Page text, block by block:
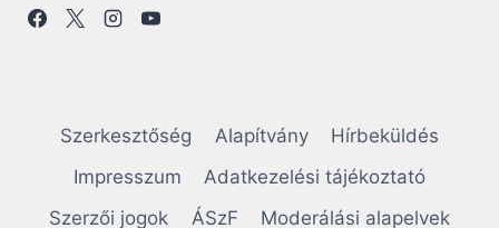
Szerkesztőség Alapítvány
Hírbeküldés
Impresszum
Adatkezelési tájékoztató
Szerzői jogok
ÁSzF Moderálási alapelvek